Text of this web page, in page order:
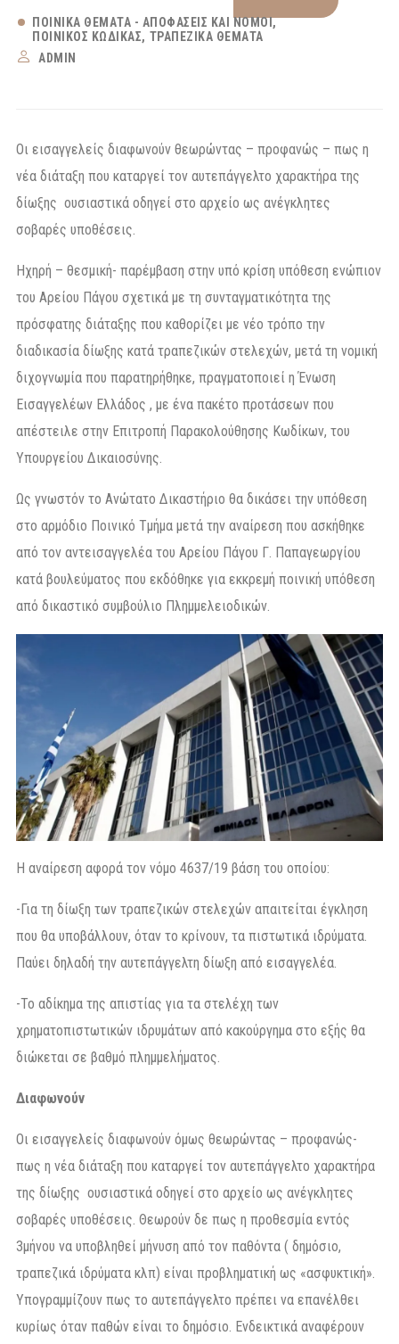
ΠΟΙΝΙΚΆ ΘΈΜΑΤΑ - ΑΠΟΦΆΣΕΙΣ ΚΑΙ ΝΌΜΟΙ
ΠΟΙΝΙΚΌΣ ΚΏΔΙΚΑΣ
ΤΡΑΠΕΖΙΚΆ ΘΈΜΑΤΑ
ADMIN
Οι εισαγγελείς διαφωνούν θεωρώντας – προφανώς – πως η
νέα διάταξη που καταργεί τον αυτεπάγγελτο χαρακτήρα της
δίωξης ουσιαστικά οδηγεί στο αρχείο ως ανέγκλητες
σοβαρές υποθέσεις.
Ηχηρή – θεσμική- παρέμβαση στην υπό κρίση υπόθεση ενώπιον
του Αρείου Πάγου σχετικά με τη συνταγματικότητα της
πρόσφατης διάταξης που καθορίζει με νέο τρόπο την
διαδικασία δίωξης κατά τραπεζικών στελεχών, μετά τη νομική
διχογνωμία που παρατηρήθηκε, πραγματοποιεί η Ένωση
Εισαγγελέων Ελλάδος , με ένα πακέτο προτάσεων που
απέστειλε στην Επιτροπή Παρακολούθησης Κωδίκων, του
Υπουργείου Δικαιοσύνης.
Ως γνωστόν το Ανώτατο Δικαστήριο θα δικάσει την υπόθεση
στο αρμόδιο Ποινικό Τμήμα μετά την αναίρεση που ασκήθηκε
από τον αντεισαγγελέα του Αρείου Πάγου Γ. Παπαγεωργίου
κατά βουλεύματος που εκδόθηκε για εκκρεμή ποινική υπόθεση
από δικαστικό συμβούλιο Πλημμελειοδικών.
Η αναίρεση αφορά τον νόμο 4637/19 βάση του οποίου:
-Για τη δίωξη των τραπεζικών στελεχών απαιτείται έγκληση
που θα υποβάλλουν, όταν το κρίνουν, τα πιστωτικά ιδρύματα.
Παύει δηλαδή την αυτεπάγγελτη δίωξη από εισαγγελέα.
-Το αδίκημα της απιστίας για τα στελέχη των
χρηματοπιστωτικών ιδρυμάτων από κακούργημα στο εξής θα
διώκεται σε βαθμό πλημμελήματος.
Διαφωνούν
Οι εισαγγελείς διαφωνούν όμως θεωρώντας – προφανώς-
πως η νέα διάταξη που καταργεί τον αυτεπάγγελτο χαρακτήρα
της δίωξης ουσιαστικά οδηγεί στο αρχείο ως ανέγκλητες
σοβαρές υποθέσεις. Θεωρούν δε πως η προθεσμία εντός
3μήνου να υποβληθεί μήνυση από τον παθόντα ( δημόσιο,
τραπεζικά ιδρύματα κλπ) είναι προβληματική ως «ασφυκτική».
Υπογραμμίζουν πως το αυτεπάγγελτο πρέπει να επανέλθει
κυρίως όταν παθών είναι το δημόσιο. Ενδεικτικά αναφέρουν